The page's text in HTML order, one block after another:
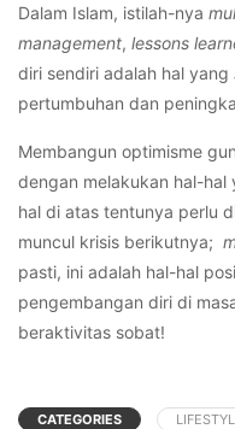
Dalam Islam, istilah-nya
management, lessons
diri sendiri adalah hal yang
pertumbuhan dan
Membangun optimisme
dengan melakukan hal-
hal di atas tentunya perlu
muncul krisis berikutnya;
pasti, ini adalah hal-hal
pengembangan diri di
beraktivitas sobat!
CATEGORIES